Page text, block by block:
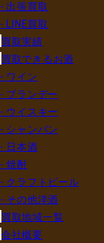
- 出張買取
- LINE買取
買取実績
買取できるお酒
- ワイン
- ブランデー
- ウイスキー
- シャンパン
- 日本酒
- 焼酎
- クラフトビール
- その他洋酒
買取地域一覧
会社概要